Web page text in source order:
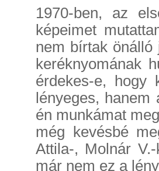
1970-ben, az
képeimet
nem bírtak önálló
keréknyomának
érdekes-e,
lényeges,
én munkámat
még kevésbé
Attila-, Molnár
már nem ez a